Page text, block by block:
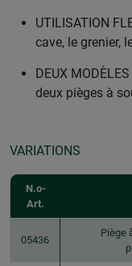
UTILISATION
cave, le grenier,
DEUX
deux pièges à
VARIATIONS
N.o-
Art.
05436
Piège